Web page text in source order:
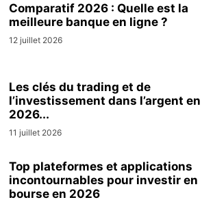
Comparatif 2026 : Quelle est la
meilleure banque en ligne ?
12 juillet 2026
Les clés du trading et de
l’investissement dans l’argent en
2026...
11 juillet 2026
Top plateformes et applications
incontournables pour investir en
bourse en 2026